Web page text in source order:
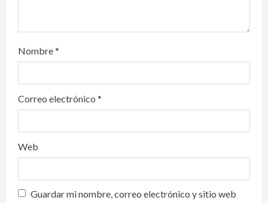
Nombre*
Correo electrónico *
Web
Guardar mi nombre, correo electrónico y sitio web